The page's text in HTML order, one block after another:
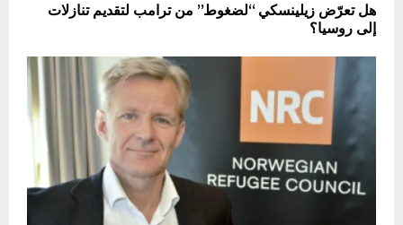
هل تعرّض زيلينسكي “لضغوط” من ترامب لتقديم تنازلات
إلى روسيا؟